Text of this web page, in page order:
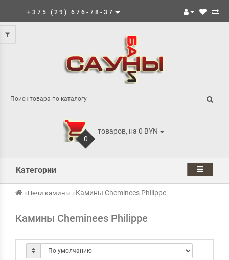
+375 (29) 676-78-37
0
товаров, на 0 BYN
Категории
Печи камины Камины Cheminees Philippe
Камины Cheminees Philippe